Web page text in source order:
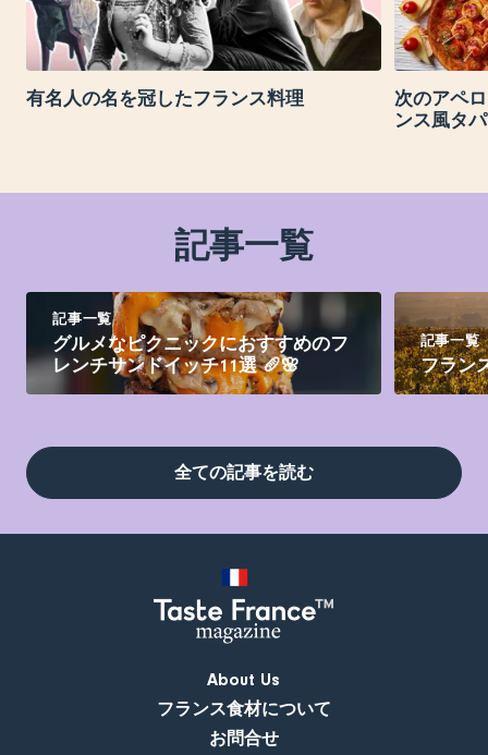
有名人の名を冠したフランス料理
次のアペ
ンス風タ
記事一覧
記事一覧
グルメなピクニックにおすすめのフ
レンチサンドイッチ11選 🥖🌸
記事一覧
フラン
全ての記事を読む
About Us
フランス食材について
お問合せ